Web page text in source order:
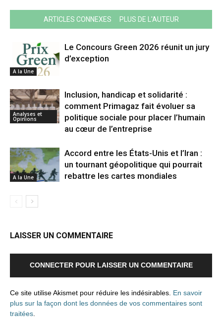
ARTICLES CONNEXES PLUS DE L'AUTEUR
A la Une
Le Concours Green 2026 réunit un jury
d’exception
Analyses et
Opinions
Inclusion, handicap et solidarité :
comment Primagaz fait évoluer sa
politique sociale pour placer l’humain
au cœur de l’entreprise
A la Une
Accord entre les États-Unis et l’Iran :
un tournant géopolitique qui pourrait
rebattre les cartes mondiales
LAISSER UN COMMENTAIRE
CONNECTER POUR LAISSER UN COMMENTAIRE
Ce site utilise Akismet pour réduire les indésirables. En savoir
plus sur la façon dont les données de vos commentaires sont
traitées